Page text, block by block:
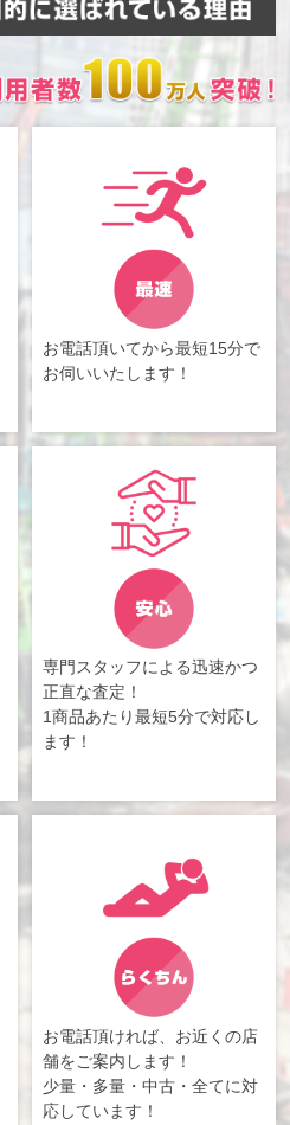
お電話頂いてから最短15分で
お伺いいたします！
専門スタッフによる迅速かつ
正直な査定！
1商品あたり最短5分で対応し
ます！
お電話頂ければ、お近くの店
舗をご案内します！
少量・多量・中古・全てに対
応しています！